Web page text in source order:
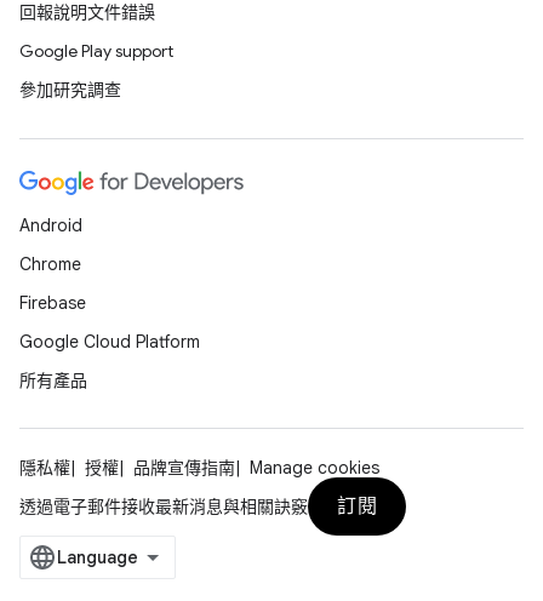
回報說明文件錯誤
Google Play support
參加研究調查
Android
Chrome
Firebase
Google Cloud Platform
所有產品
隱私權 授權 品牌宣傳指南
Manage cookies
透過電子郵件接收最新消息與相關訣竅
訂閱